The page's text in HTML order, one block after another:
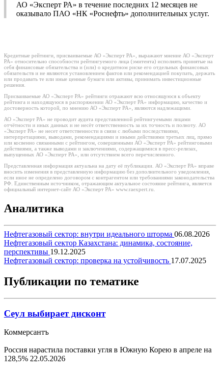
АО «Эксперт РА» в течение последних 12 месяцев не
оказывало ПАО «НК «Роснефть» дополнительных услуг.
Кредитные рейтинги, присваиваемые АО «Эксперт РА», выражают мнение АО «Эксперт
РА» относительно способности рейтингуемого лица (эмитента) исполнять принятые на
себя финансовые обязательства и (или) о кредитном риске его отдельных финансовых
обязательств и не являются установлением фактов или рекомендацией покупать, держать
или продавать те или иные ценные бумаги или активы, принимать инвестиционные
решения.
Присваиваемые АО «Эксперт РА» рейтинги отражают всю относящуюся к объекту
рейтинга и находящуюся в распоряжении АО «Эксперт РА» информацию, качество и
достоверность которой, по мнению АО «Эксперт РА», являются надлежащими.
АО «Эксперт РА» не проводит аудита представленной рейтингуемыми лицами
отчётности и иных данных и не несёт ответственность за их точность и полноту. АО
«Эксперт РА» не несет ответственности в связи с любыми последствиями,
интерпретациями, выводами, рекомендациями и иными действиями третьих лиц, прямо
или косвенно связанными с рейтингом, совершенными АО «Эксперт РА» рейтинговыми
действиями, а также выводами и заключениями, содержащимися в пресс-релизах,
выпущенных АО «Эксперт РА», или отсутствием всего перечисленного.
Представленная информация актуальна на дату её публикации. АО «Эксперт РА» вправе
вносить изменения в представленную информацию без дополнительного уведомления,
если иное не определено договором с контрагентом или требованиями законодательства
РФ. Единственным источником, отражающим актуальное состояние рейтинга, является
официальный интернет-сайт АО «Эксперт РА» www.raexpert.ru.
Аналитика
Нефтегазовый сектор: внутри идеального шторма 06.08.2026
Нефтегазовый сектор Казахстана: динамика, состояние,
перспективы 19.12.2025
Нефтегазовый сектор: проверка на устойчивость 17.07.2025
Публикации по тематике
Сеул выбирает дисконт
Коммерсантъ
Россия нарастила поставки угля в Южную Корею в апреле на
128,5% 22.05.2026